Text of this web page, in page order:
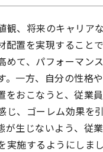
観、将来のキャリア
配置を実現すること
めて、パフォーマン
。一方、自分の性格
をおこなうと、従業
じ、ゴーレム効果を
が生じないよう、従
施するようにしまし